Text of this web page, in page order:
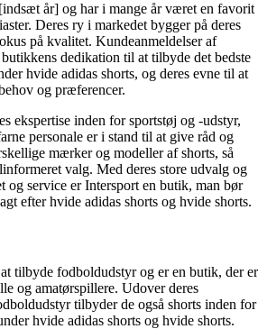
år] og har i mange år været en favorit
Deres ry i markedet bygger på deres
på kvalitet. Kundeanmeldelser af
dedikation til at tilbyde det bedste
hvide adidas shorts, og deres evne til at
og præferencer.
ekspertise inden for sportstøj og -udstyr,
personale er i stand til at give råd og
mærker og modeller af shorts, så
valg. Med deres store udvalg og
og service er Intersport en butik, man bør
efter hvide adidas shorts og hvide shorts.
tilbyde fodboldudstyr og er en butik, der er
og amatørspillere. Udover deres
tilbyder de også shorts inden for
hvide adidas shorts og hvide shorts.